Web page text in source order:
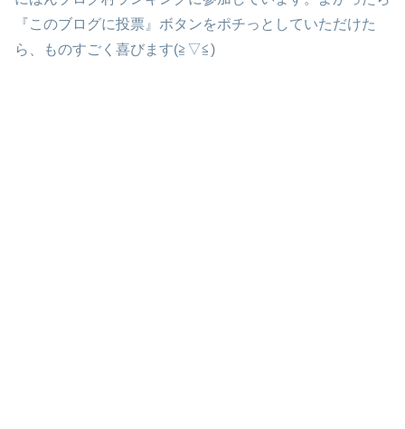
『このブログに投票』ボタンをポチっとしていただけた
ら、ものすごく喜びます(≧▽≦)